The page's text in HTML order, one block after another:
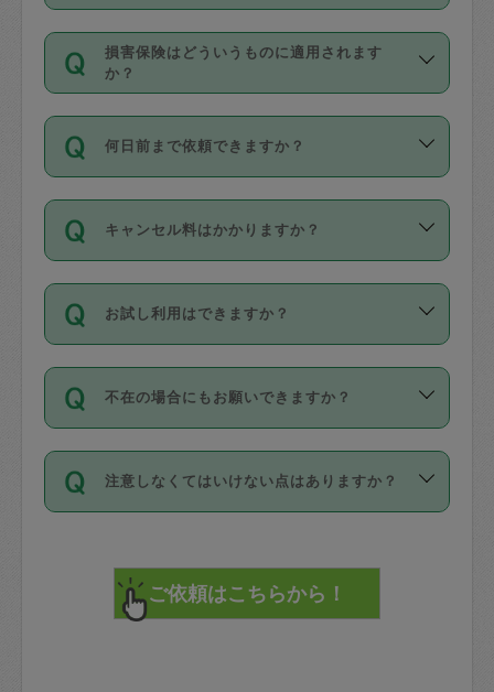
能です。依頼送信後、個別にタスカジさ
んにメッセージを送り調整してくださ
い。ただし、２時間を越えての調整はで
時間も被らない場合、損害保険の対象外
基本的に、高所での作業や危険作業、屋
外での作業は対象外です。
育園や学校の給食やレストランで料理関
係の専門職に従事されていた方、日本で
すでにハウスキーパーや英語の先生とし
てお仕事をしているフィリピン出身の
社員など様々なバックグラウンドの方が
登録しています。
日本語も話せる方など様々です。
ールに記載していますので、各自の得意
を依頼してください。
応募の際に、各自事務局との面接と説明
を行っています。その後、身分証明書の
写真提出をしていただいています。外国
確認しています。タスカジさんトレーニ
ング動画を使ったセルフトレーニングの
現場トライアルを受け、合格したタスカ
ジさんが活動されています。
※テストセンターの講評は１件目のレビュ
参考
【詳細】タスカジさんの登録に際
損害保険はどういうものに適用されます
か？
依頼者とタスカジさんとの間でタスカジ
を通して成立した作業時間内での作業に
適用されます。作業範囲は、掃除、洗
です。作業中に物を壊したり、人にけが
をさせたりした場合が対象で、補償金額
す。
写真を撮り、
詳細FAQ：
損害賠償保険について教えて
何日前まで依頼できますか？
ご依頼は、現在を起点に3日後（72時間
以降）の日時から受付可能となっていま
す。
タスカジさんへ「募集」をかけることが
可能です。
キャンセル料はかかりますか？
キャンセル料には、以下の2種類がありま
す。
1. 直前キャンセル（定期、スポット契約
共通）
72時間を超える※と、以下のキャンセル
料が発生します。
直前キャンセル料：
72時間前〜24時間前＝依頼料金の50%
お試し利用はできますか？
「お試し利用」というメニューはありま
せんが、「一回のみ」依頼を活用するこ
とによって、気に入ったタスカジさんを
まず、条件の合う気になるタスカジさ
みてください。
その後、一番気に入ったタスカジさんに
不在の場合にもお願いできますか？
不在の場合の作業はタスカジさんの同意
が必要です。数回の依頼ののち、タスカ
ジさんと依頼者の間で十分な信頼関係が
てください。
不在時に部屋に入るためにタスカジさん
注意しなくてはいけない点はありますか？
で、必ず鍵のかかるロッカーや金庫に入
れて依頼者の責任の元管理するよう心掛
けてください。